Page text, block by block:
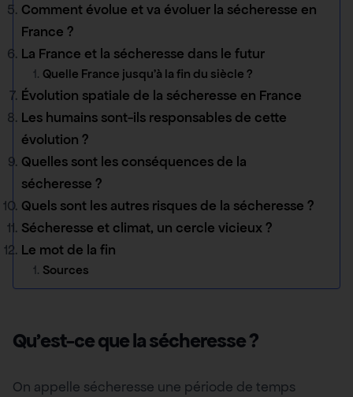
Comment évolue et va évoluer la sécheresse en
France ?
La France et la sécheresse dans le futur
Quelle France jusqu’à la fin du siècle ?
Évolution spatiale de la sécheresse en France
Les humains sont-ils responsables de cette
évolution ?
Quelles sont les conséquences de la
sécheresse ?
Quels sont les autres risques de la sécheresse ?
Sécheresse et climat, un cercle vicieux ?
Le mot de la fin
Sources
Qu’est-ce que la sécheresse ?
On appelle sécheresse une période de temps